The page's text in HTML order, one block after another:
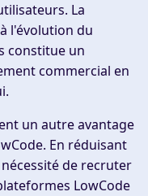
La
l'évolution du
constitue un
commercial en
un autre avantage
En réduisant
de recruter
LowCode